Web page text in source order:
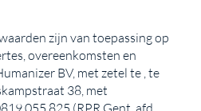
zijn van toepassing op
overeenkomsten en
BV, met zetel te , te
38, met